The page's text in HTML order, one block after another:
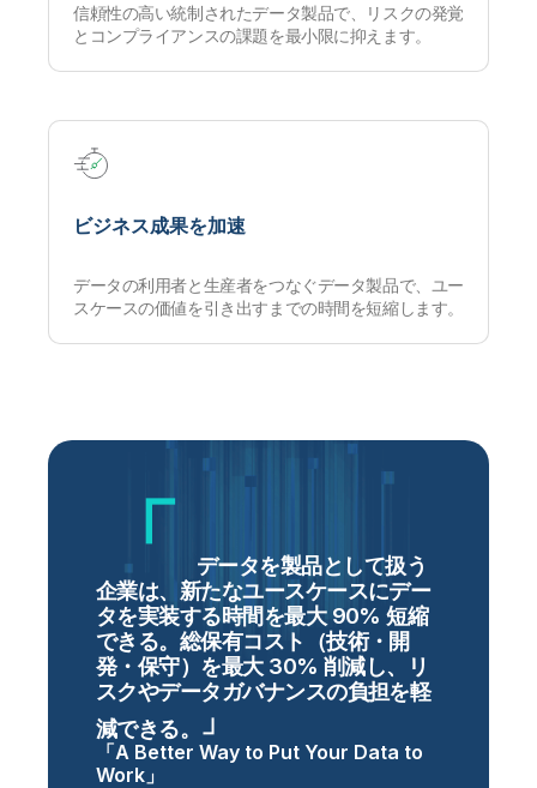
信頼性の高い統制されたデータ製品で、リスクの発覚
とコンプライアンスの課題を最小限に抑えます。
ビジネス成果を加速
データの利用者と生産者をつなぐデータ製品で、ユー
スケースの価値を引き出すまでの時間を短縮します。
データを製品として扱う
企業は、新たなユースケースにデー
タを実装する時間を最大 90% 短縮
できる。総保有コスト（技術・開
発・保守）を最大 30% 削減し、リ
スクやデータガバナンスの負担を軽
減できる。
「A Better Way to Put Your Data to
Work」